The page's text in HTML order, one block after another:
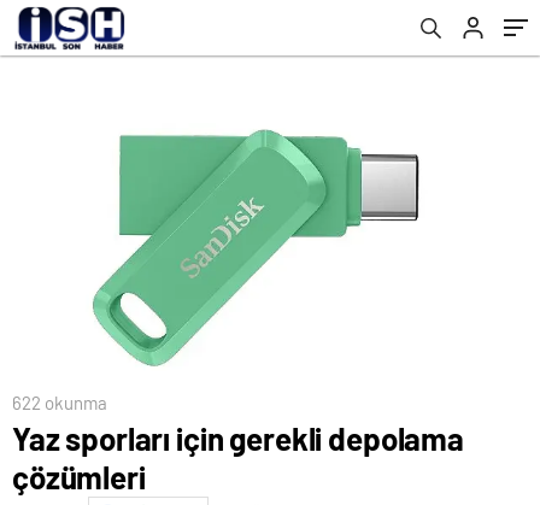
622 okunma
Yaz sporları için gerekli depolama
çözümleri
Ağlarının %25’i Güvenli Değil!